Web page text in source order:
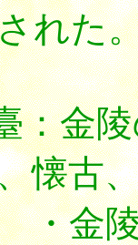
れた
：金
懐古
金